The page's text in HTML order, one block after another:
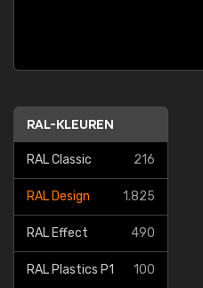
RAL-KLEUREN
RAL Classic 216
RAL Design 1.825
RAL Effect 490
RAL Plastics P1 100